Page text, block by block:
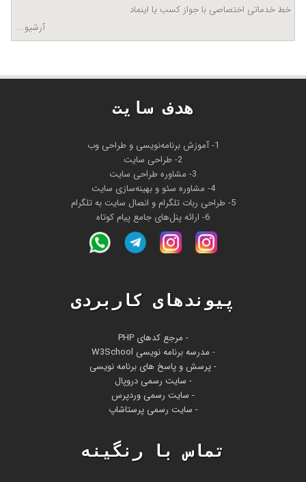
خط خدماتی اختصاصی با جواز کسب یا اینماد
آرشیو...
هدف سايت
1- آموزش برنامه‌نویسی و طراحی وب
2- طراحی سایت
3- مشاوره طراحی سایت
4- مشاوره سئو و بهینه‌سازی سایت
5- طراحی ربات تلگرام و انصال سایت به تلگرام
6- ارائه پنل‌های جامع پیام کوتاه
پیوندهای کاربردی
- مرجع کدهای PHP
- مدرسه برنامه نویسی W3School
- پرسش و پاسخ های برنامه نویسی
- سایت رسمی دروپال
- سایت رسمی وردپرس
- سایت رسمی پرستاشاپ
تماس با رنگینه